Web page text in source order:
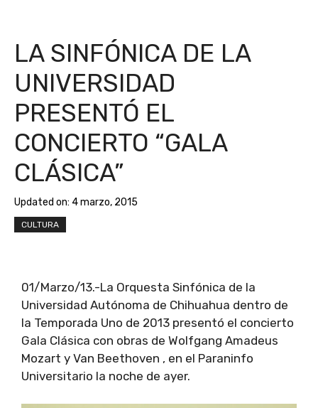
LA SINFÓNICA DE LA
UNIVERSIDAD
PRESENTÓ EL
CONCIERTO “GALA
CLÁSICA”
Updated on: 4 marzo, 2015
CULTURA
01/Marzo/13.-La Orquesta Sinfónica de la
Universidad Autónoma de Chihuahua dentro de
la Temporada Uno de 2013 presentó el concierto
Gala Clásica con obras de Wolfgang Amadeus
Mozart y Van Beethoven , en el Paraninfo
Universitario la noche de ayer.